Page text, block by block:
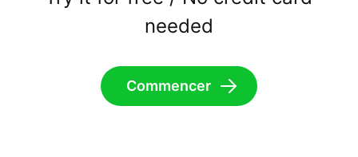
needed
Commencer